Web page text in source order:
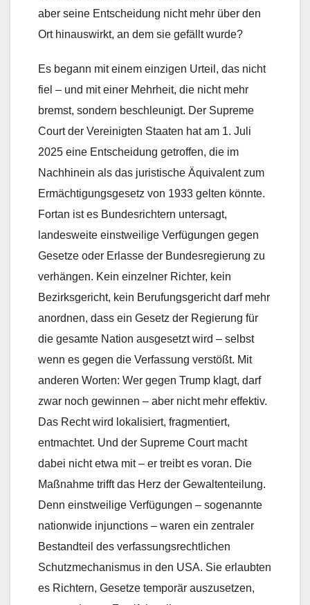
aber seine Entscheidung nicht mehr über den
Ort hinauswirkt, an dem sie gefällt wurde?
Es begann mit einem einzigen Urteil, das nicht
fiel – und mit einer Mehrheit, die nicht mehr
bremst, sondern beschleunigt. Der Supreme
Court der Vereinigten Staaten hat am 1. Juli
2025 eine Entscheidung getroffen, die im
Nachhinein als das juristische Äquivalent zum
Ermächtigungsgesetz von 1933 gelten könnte.
Fortan ist es Bundesrichtern untersagt,
landesweite einstweilige Verfügungen gegen
Gesetze oder Erlasse der Bundesregierung zu
verhängen. Kein einzelner Richter, kein
Bezirksgericht, kein Berufungsgericht darf mehr
anordnen, dass ein Gesetz der Regierung für
die gesamte Nation ausgesetzt wird – selbst
wenn es gegen die Verfassung verstößt. Mit
anderen Worten: Wer gegen Trump klagt, darf
zwar noch gewinnen – aber nicht mehr effektiv.
Das Recht wird lokalisiert, fragmentiert,
entmachtet. Und der Supreme Court macht
dabei nicht etwa mit – er treibt es voran. Die
Maßnahme trifft das Herz der Gewaltenteilung.
Denn einstweilige Verfügungen – sogenannte
nationwide injunctions – waren ein zentraler
Bestandteil des verfassungsrechtlichen
Schutzmechanismus in den USA. Sie erlaubten
es Richtern, Gesetze temporär auszusetzen,